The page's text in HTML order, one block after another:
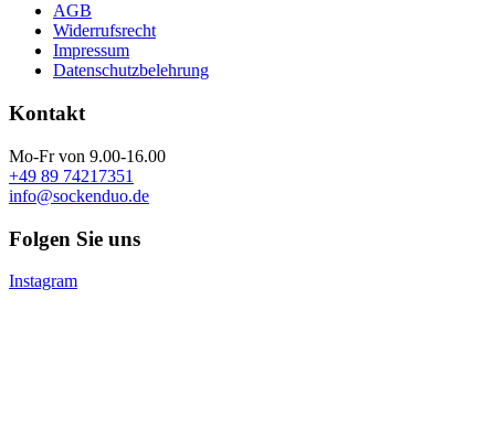
AGB
Widerrufsrecht
Impressum
Datenschutzbelehrung
Kontakt
Mo-Fr von 9.00-16.00
+49 89 74217351
info@sockenduo.de
Folgen Sie uns
Instagram